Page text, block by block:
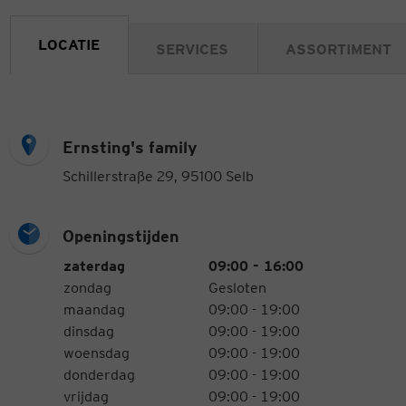
LOCATIE SERVICES ASSORTIMENT
Ernsting's family
Schillerstraße 29, 95100 Selb
Openingstijden
Openingstijden
Weekdag
zaterdag
09:00 - 16:00
zondag
Gesloten
maandag
09:00 - 19:00
dinsdag
09:00 - 19:00
woensdag
09:00 - 19:00
donderdag
09:00 - 19:00
vrijdag
09:00 - 19:00